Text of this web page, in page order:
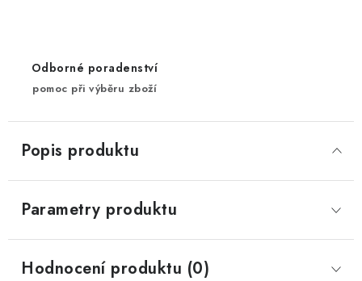
Odborné poradenství
pomoc při výběru zboží
Popis produktu
Parametry produktu
Hodnocení produktu (0)